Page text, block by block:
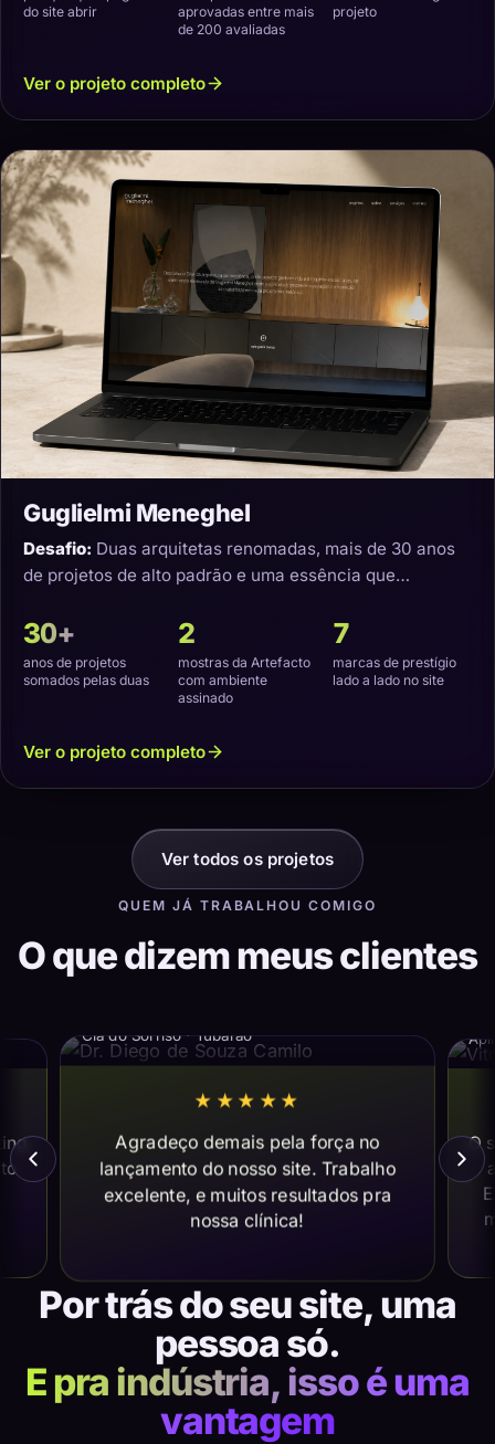
do site abrir
aprovadas entre mais
de 200 avaliadas
projeto
Ver o projeto completo
Guglielmi Meneghel
Desafio: Duas arquitetas renomadas, mais de 30 anos
de projetos de alto padrão e uma essência que
30+
anos de projetos
somados pelas duas
2
mostras da Artefacto
com ambiente
assinado
7
marcas de prestígio
lado a lado no site
Ver o projeto completo
Ver todos os projetos
QUEM JÁ TRABALHOU COMIGO
O que dizem meus clientes
Cia do Sorriso · Tubarão
★★★★★
Agradeço demais pela força no
lançamento do nosso site. Trabalho
excelente, e muitos resultados pra
nossa clínica!
O
Por trás do seu site, uma
pessoa só.
E pra indústria, isso é uma
vantagem